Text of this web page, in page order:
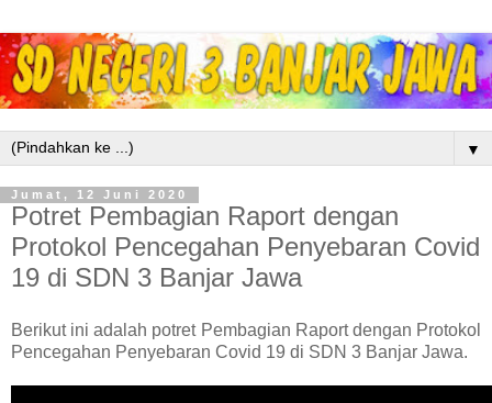
▼
Jumat, 12 Juni 2020
Potret Pembagian Raport dengan
Protokol Pencegahan Penyebaran Covid
19 di SDN 3 Banjar Jawa
Berikut ini adalah potret Pembagian Raport dengan Protokol
Pencegahan Penyebaran Covid 19 di SDN 3 Banjar Jawa.